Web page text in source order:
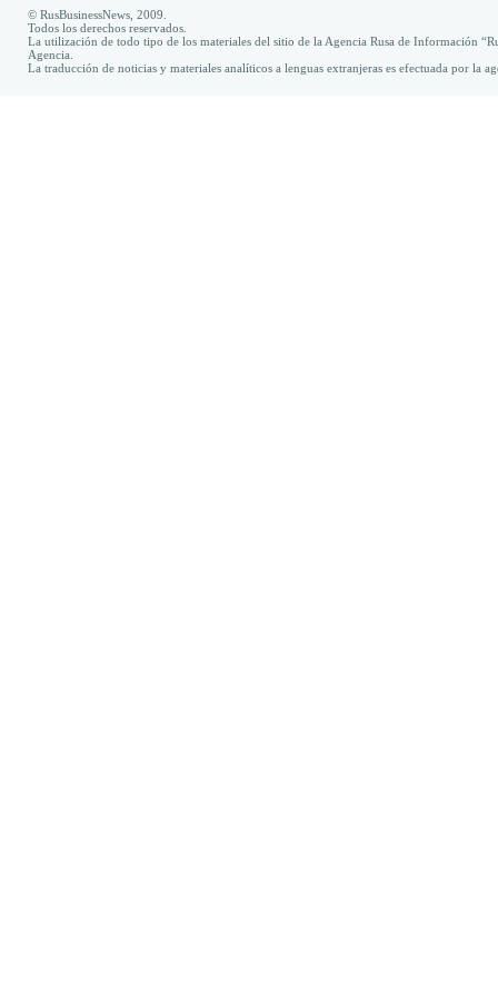
© RusBusinessNews, 2009.
Todos los derechos reservados.
La utilización de todo tipo de los materiales del sitio de la Agencia Rusa de Información
Agencia.
La traducción de noticias y materiales analíticos a lenguas extranjeras es efectuada por la